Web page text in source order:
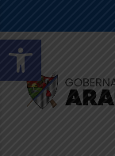
Abrir barra de